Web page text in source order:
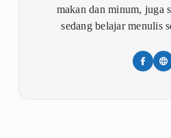
makan dan minum, juga
sedang belajar menulis